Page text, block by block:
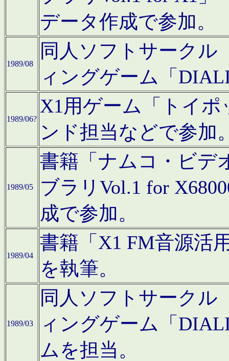
データ作成で参加。
1989/08
同人ソフトサークル
ィングゲーム「
1989/06?
X1用ゲーム「トイ
ンド担当などで参加
1989/05
書籍「ナムコ・ビデ
ブラリVol.1 for
成で参加。
1989/04
書籍「X1 FM音源活
を執筆。
1989/03
同人ソフトサークル
ィングゲーム「
ムを担当。